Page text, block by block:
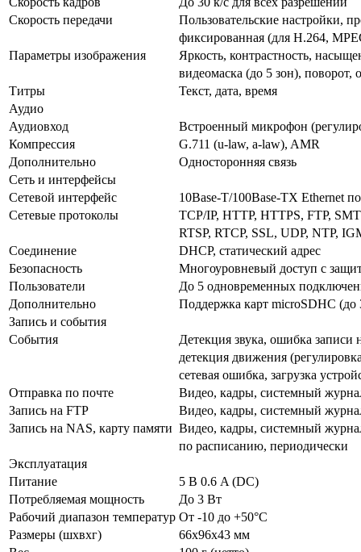
Скорость передачи
Пользовательские настройки,
фиксированная (для H.264,
Параметры изображения
Яркость, контрастность,
видеомаска (до 5 зон), поворот,
Титры
Текст, дата, время
Аудио
Аудиовход
Встроенный микрофон
Компрессия
G.711 (u-law, a-law), AMR
Дополнительно
Односторонняя связь
Сеть и интерфейсы
Сетевой интерфейс
10Base-T/100Base-TX Ethernet
Сетевые протоколы
TCP/IP, HTTP, HTTPS, FTP,
RTSP, RTCP, SSL, UDP, NTP,
Соединение
DHCP, статический адрес
Безопасность
Многоуровневый доступ с
Пользователи
До 5 одновременных
Дополнительно
Поддержка карт microSDHC (до
Запись и события
События
Детекция звука, ошибка записи
детекция движения
сетевая ошибка, загрузка
Отправка по почте
Видео, кадры, системный
Запись на FTP
Видео, кадры, системный
Запись на NAS, карту памяти Видео, кадры, системный
по расписанию, периодически
Эксплуатация
Питание
5 В 0.6 A (DC)
Потребляемая мощность
До 3 Вт
Рабочий диапазон температур От -10 до +50°С
Размеры (шхвхг)
66х96х43 мм